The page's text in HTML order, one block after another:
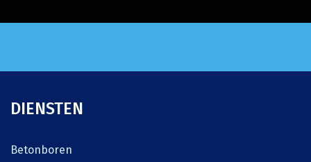
DIENSTEN
Betonboren